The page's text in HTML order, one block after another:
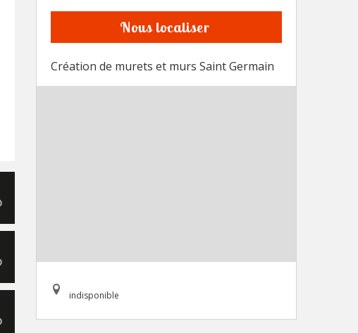
Nous localiser
Création de murets et murs Saint Germain
indisponible